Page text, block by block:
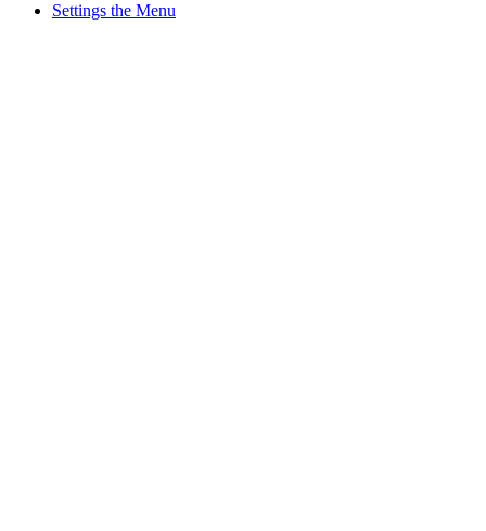
Settings the Menu